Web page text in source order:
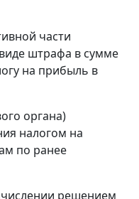
части
штрафа в сумме
на прибыль в
органа)
налогом на
по ранее
решением